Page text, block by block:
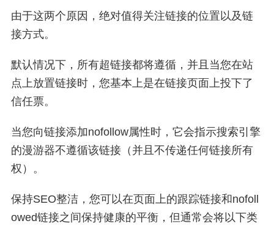
由于这两个原因，绝对值得关注链接的位置以及链
接方式。
默认情况下，所有超链接都将遵循，并且当您在站
点上放置链接时，您基本上是在链接页面上投下了
信任票。
当您向链接添加nofollow属性时，它会指示搜索引擎
的漫游器不遵循该链接（并且不传递任何链接所有
权）。
保持SEO整洁，您可以在页面上的跟踪链接和nofoll
owed链接之间保持健康的平衡，但通常会将以下类